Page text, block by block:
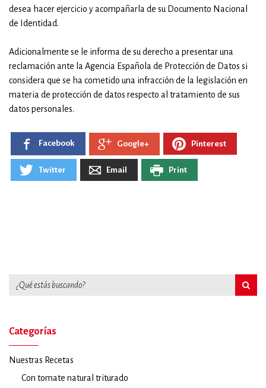
desea hacer ejercicio y acompañarla de su Documento Nacional
de Identidad.
Adicionalmente se le informa de su derecho a presentar una
reclamación ante la Agencia Española de Protección de Datos si
considera que se ha cometido una infracción de la legislación en
materia de protección de datos respecto al tratamiento de sus
datos personales.
Facebook Google+ Pinterest
Twitter Email Print
Categorías
Nuestras Recetas
Con tomate natural triturado